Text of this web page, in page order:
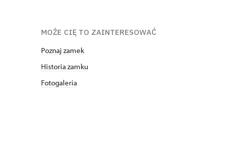
MOŻE CIĘ TO ZAINTERESOWAĆ
Poznaj zamek
Historia zamku
Fotogaleria